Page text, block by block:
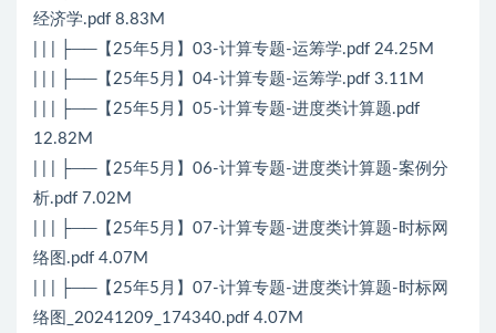
经济学.pdf 8.83M
| | | ├──【25年5月】03-计算专题-运筹学.pdf 24.25M
| | | ├──【25年5月】04-计算专题-运筹学.pdf 3.11M
| | | ├──【25年5月】05-计算专题-进度类计算题.pdf
12.82M
| | | ├──【25年5月】06-计算专题-进度类计算题-案例分
析.pdf 7.02M
| | | ├──【25年5月】07-计算专题-进度类计算题-时标网
络图.pdf 4.07M
| | | ├──【25年5月】07-计算专题-进度类计算题-时标网
络图_20241209_174340.pdf 4.07M